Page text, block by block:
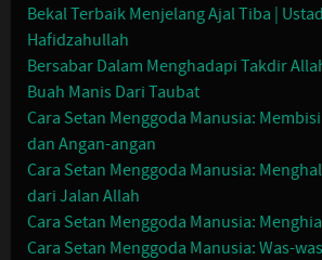
Bekal Terbaik Menjelang Ajal Tiba |
Hafidzahullah
Bersabar Dalam Menghadapi Takdir
Buah Manis Dari Taubat
Cara Setan Menggoda Manusia:
dan Angan-angan
Cara Setan Menggoda Manusia:
dari Jalan Allah
Cara Setan Menggoda Manusia:
Cara Setan Menggoda Manusia: Was-was